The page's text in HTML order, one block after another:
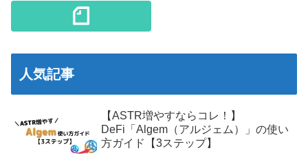
人気記事
【ASTR増やすならコレ！】
DeFi「Algem（アルジェム）」の使い
方ガイド【3ステップ】